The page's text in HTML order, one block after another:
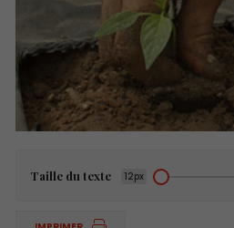
Taille du texte 12px